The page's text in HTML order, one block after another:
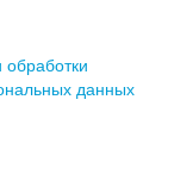
обработки
данных